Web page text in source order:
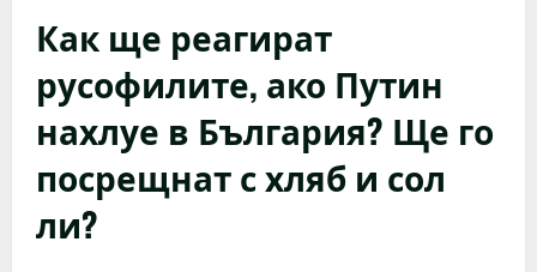
Как ще реагират
русофилите, ако Путин
нахлуе в България? Ще го
посрещнат с хляб и сол
ли?